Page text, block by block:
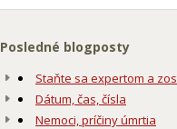
Posledné blogposty
Staňte sa expertom a
Dátum, čas, čísla
Nemoci, príčiny úmrtia